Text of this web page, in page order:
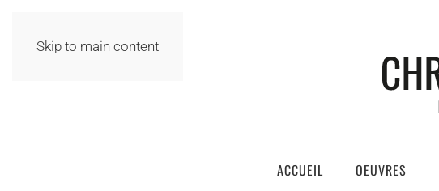
Skip to main content
ACCUEIL OEUVRES